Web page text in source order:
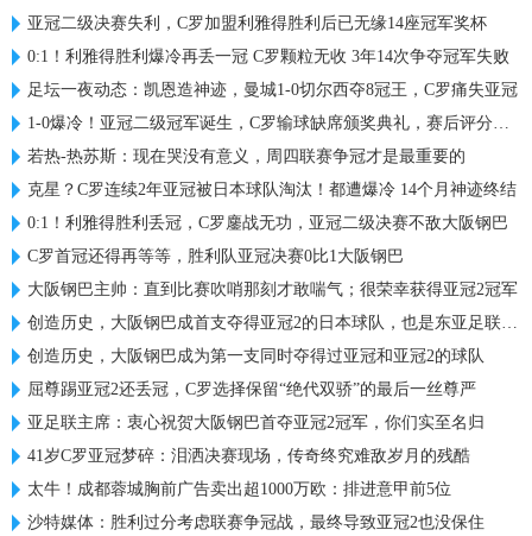
亚冠二级决赛失利，C罗加盟利雅得胜利后已无缘14座冠军奖杯
0:1！利雅得胜利爆冷再丢一冠 C罗颗粒无收 3年14次争夺冠军失败
足坛一夜动态：凯恩造神迹，曼城1-0切尔西夺8冠王，C罗痛失亚冠
1-0爆冷！亚冠二级冠军诞生，C罗输球缺席颁奖典礼，赛后评分出炉
若热-热苏斯：现在哭没有意义，周四联赛争冠才是最重要的
克星？C罗连续2年亚冠被日本球队淘汰！都遭爆冷 14个月神迹终结
0:1！利雅得胜利丢冠，C罗鏖战无功，亚冠二级决赛不敌大阪钢巴
C罗首冠还得再等等，胜利队亚冠决赛0比1大阪钢巴
大阪钢巴主帅：直到比赛吹哨那刻才敢喘气；很荣幸获得亚冠2冠军
创造历史，大阪钢巴成首支夺得亚冠2的日本球队，也是东亚足联首队
创造历史，大阪钢巴成为第一支同时夺得过亚冠和亚冠2的球队
屈尊踢亚冠2还丢冠，C罗选择保留“绝代双骄”的最后一丝尊严
亚足联主席：衷心祝贺大阪钢巴首夺亚冠2冠军，你们实至名归
41岁C罗亚冠梦碎：泪洒决赛现场，传奇终究难敌岁月的残酷
太牛！成都蓉城胸前广告卖出超1000万欧：排进意甲前5位
沙特媒体：胜利过分考虑联赛争冠战，最终导致亚冠2也没保住